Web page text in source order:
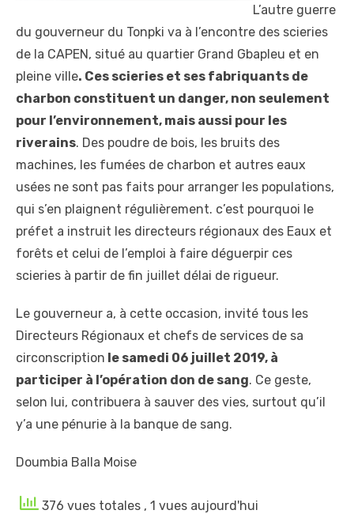
L’autre guerre
du gouverneur du Tonpki va à l’encontre des scieries
de la CAPEN, situé au quartier Grand Gbapleu et en
pleine ville. Ces scieries et ses fabriquants de
charbon constituent un danger, non seulement
pour l’environnement, mais aussi pour les
riverains. Des poudre de bois, les bruits des
machines, les fumées de charbon et autres eaux
usées ne sont pas faits pour arranger les populations,
qui s’en plaignent régulièrement. c’est pourquoi le
préfet a instruit les directeurs régionaux des Eaux et
forêts et celui de l’emploi à faire déguerpir ces
scieries à partir de fin juillet délai de rigueur.
Le gouverneur a, à cette occasion, invité tous les
Directeurs Régionaux et chefs de services de sa
circonscription le samedi 06 juillet 2019, à
participer à l’opération don de sang. Ce geste,
selon lui, contribuera à sauver des vies, surtout qu’il
y’a une pénurie à la banque de sang.
Doumbia Balla Moise
376 vues totales , 1 vues aujourd'hui